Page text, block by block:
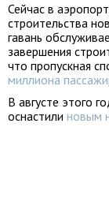
Сейчас в
строительства
гавань
завершения
что пропускная
миллиона
В августе этого
оснастили новым